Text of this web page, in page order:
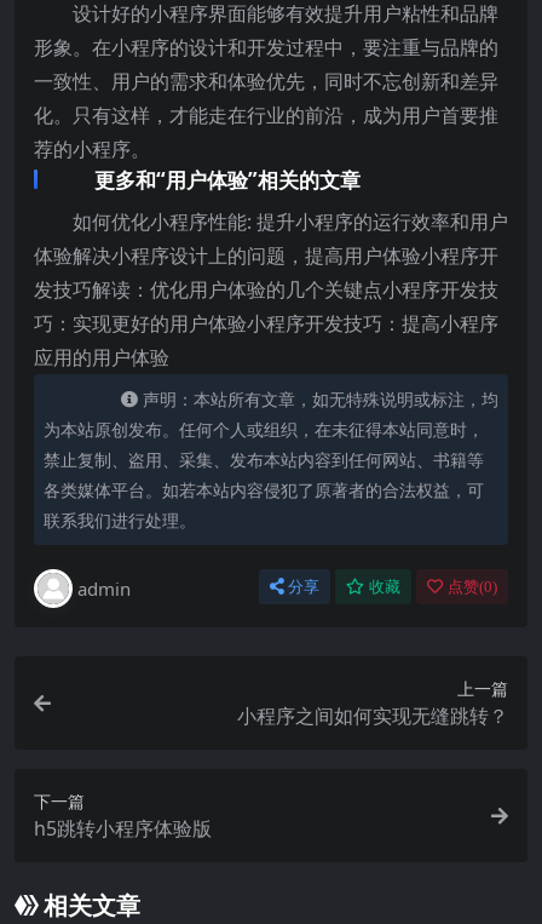
设计好的小程序界面能够有效提升用户粘性和品牌
形象。在小程序的设计和开发过程中，要注重与品牌的
一致性、用户的需求和体验优先，同时不忘创新和差异
化。只有这样，才能走在行业的前沿，成为用户首要推
荐的小程序。
更多和“用户体验”相关的文章
如何优化小程序性能: 提升小程序的运行效率和用户
体验解决小程序设计上的问题，提高用户体验小程序开
发技巧解读：优化用户体验的几个关键点小程序开发技
巧：实现更好的用户体验小程序开发技巧：提高小程序
应用的用户体验
声明：本站所有文章，如无特殊说明或标注，均
为本站原创发布。任何个人或组织，在未征得本站同意时，
禁止复制、盗用、采集、发布本站内容到任何网站、书籍等
各类媒体平台。如若本站内容侵犯了原著者的合法权益，可
联系我们进行处理。
admin 分享 收藏 点赞(0)
上一篇
小程序之间如何实现无缝跳转？
下一篇
h5跳转小程序体验版
相关文章